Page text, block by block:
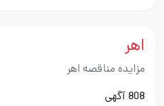
اهر
مزایده مناقصه اهر
808 آگهی